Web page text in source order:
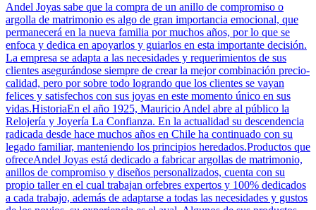
Andel Joyas sabe que la compra de un anillo de compromiso o
argolla de matrimonio es algo de gran importancia emocional, que
permanecerá en la nueva familia por muchos años, por lo que se
enfoca y dedica en apoyarlos y guiarlos en esta importante decisión.
La empresa se adapta a las necesidades y requerimientos de sus
clientes asegurándose siempre de crear la mejor combinación precio-
calidad, pero por sobre todo logrando que los clientes se vayan
felices y satisfechos con sus joyas en este momento único en sus
vidas.HistoriaEn el año 1925, Mauricio Andel abre al público la
Relojería y Joyería La Confianza. En la actualidad su descendencia
radicada desde hace muchos años en Chile ha continuado con su
legado familiar, manteniendo los principios heredados.Productos que
ofreceAndel Joyas está dedicado a fabricar argollas de matrimonio,
anillos de compromiso y diseños personalizados, cuenta con su
propio taller en el cual trabajan orfebres expertos y 100% dedicados
a cada trabajo, además de adaptarse a todas las necesidades y gustos